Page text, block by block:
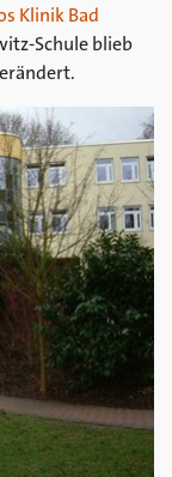
Klinik Bad
Schule blieb